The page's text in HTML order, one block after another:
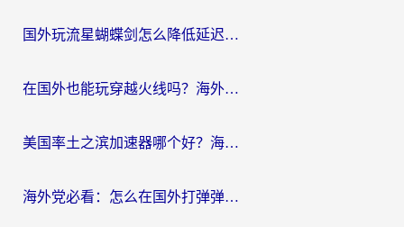
国外玩流星蝴蝶剑怎么降低延迟？海外党必看的加速秘籍（含欧洲鸣潮&彩虹岛优化攻略）
在国外也能玩穿越火线吗？海外玩家国服游戏畅玩终极指南
美国率土之滨加速器哪个好？海外党国服游戏畅玩终极指南（附多游戏解决方案）
海外党必看：怎么在国外打弹弹堂不卡？番茄加速器亲测指南